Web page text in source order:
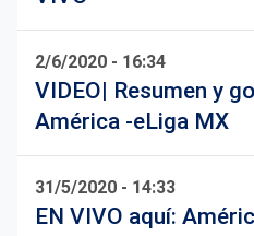
2/6/2020 - 16:34
VIDEO| Resumen y
América -eLiga MX
31/5/2020 - 14:33
EN VIVO aquí: